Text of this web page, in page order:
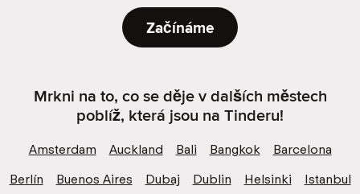
Začínáme
Mrkni na to, co se děje v dalších městech
poblíž, která jsou na Tinderu!
Amsterdam Auckland Bali Bangkok
Barcelona
Berlín
Buenos Aires Dubaj Dublin Helsinki
Istanbul